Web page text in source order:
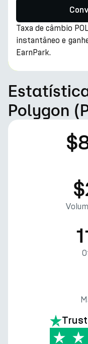
Taxa de câmbio
instantâneo e
EarnPark.
Polygon